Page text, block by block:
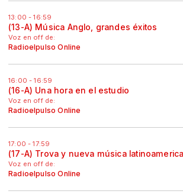
13:00 - 16:59
(13-A) Música Anglo, grandes éxitos
Voz en off de:
Radioelpulso Online
16:00 - 16:59
(16-A) Una hora en el estudio
Voz en off de:
Radioelpulso Online
17:00 - 17:59
(17-A) Trova y nueva música
Voz en off de:
Radioelpulso Online